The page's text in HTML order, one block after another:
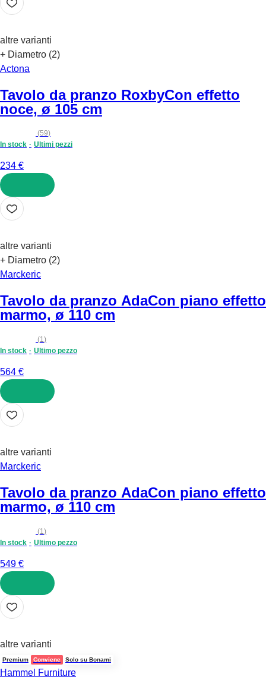
altre varianti
+ Diametro (2)
Actona
Tavolo da pranzo RoxbyCon effetto
noce, ø 105 cm
(59)
In stock
Ultimi pezzi
234 €
AGGIUNGI
altre varianti
+ Diametro (2)
Marckeric
Tavolo da pranzo AdaCon piano effetto
marmo, ø 110 cm
(1)
In stock
Ultimo pezzo
564 €
AGGIUNGI
altre varianti
Marckeric
Tavolo da pranzo AdaCon piano effetto
marmo, ø 110 cm
(1)
In stock
Ultimo pezzo
549 €
AGGIUNGI
altre varianti
Premium Conviene Solo su Bonami
Hammel Furniture